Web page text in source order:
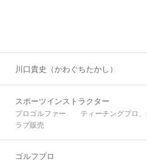
手権 予選突破
選手権 決勝出場
ルで NO.1
川口貴史（かわぐちたかし）
スポーツインストラクター
プロゴルファー ティーチングプロ、
ラブ販売
ゴルフプロ